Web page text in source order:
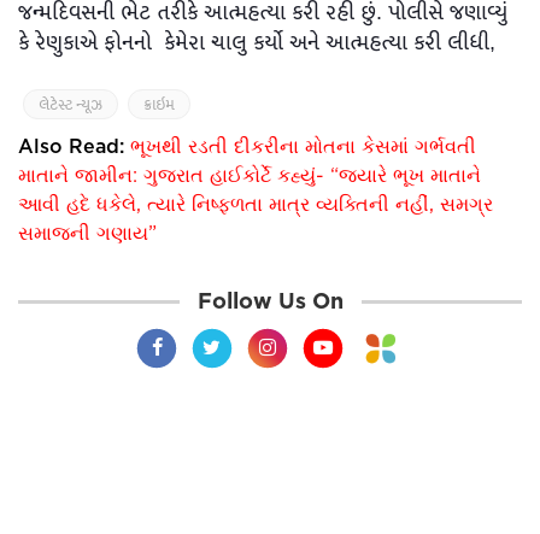
જન્મદિવસની ભેટ તરીકે આત્મહત્યા કરી રહી છું. પોલીસે જણાવ્યું
કે રેણુકાએ ફોનનો કેમેરા ચાલુ કર્યો અને આત્મહત્યા કરી લીધી,
લેટેસ્ટ ન્યૂઝ ક્રાઇમ
Also Read: ભૂખથી રડતી દીકરીના મોતના કેસમાં ગર્ભવતી
માતાને જામીન: ગુજરાત હાઈકોર્ટે કહ્યું- “જ્યારે ભૂખ માતાને
આવી હદે ધકેલે, ત્યારે નિષ્ફળતા માત્ર વ્યક્તિની નહીં, સમગ્ર
સમાજની ગણાય”
Follow Us On